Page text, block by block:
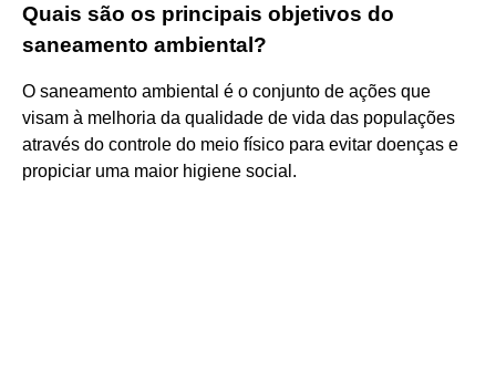
Quais são os principais objetivos do
saneamento ambiental?
O saneamento ambiental é o conjunto de ações que
visam à melhoria da qualidade de vida das populações
através do controle do meio físico para evitar doenças e
propiciar uma maior higiene social.